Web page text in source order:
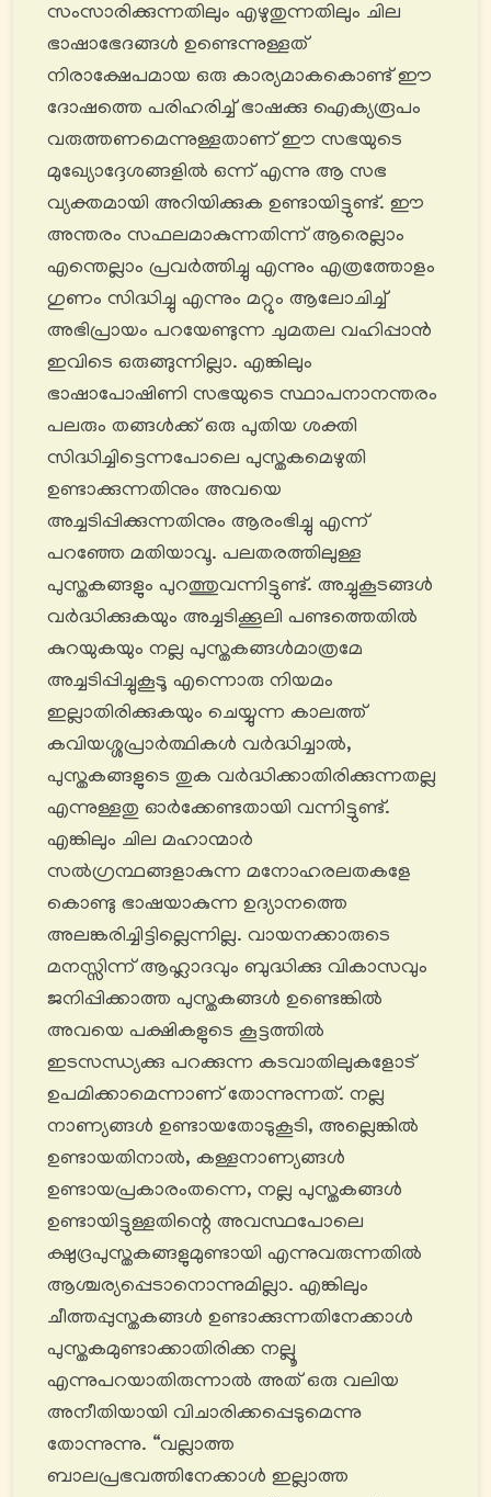
സംസാരിക്കുന്നതിലും എഴുതുന്നതിലും ചില
ഭാഷാഭേദങ്ങൾ ഉണ്ടെന്നുള്ളത്
നിരാക്ഷേപമായ ഒരു കാര്യമാകകൊണ്ട് ഈ
ദോഷത്തെ പരിഹരിച്ച് ഭാഷക്കു ഐക്യരൂപം
വരുത്തണമെന്നുള്ളതാണ് ഈ സഭയുടെ
മുഖ്യോദ്ദേശങ്ങളിൽ ഒന്ന് എന്നു ആ സഭ
വ്യക്തമായി അറിയിക്കുക ഉണ്ടായിട്ടുണ്ട്. ഈ
അന്തരം സഫലമാകുന്നതിന്ന് ആരെല്ലാം
എന്തെല്ലാം പ്രവർത്തിച്ചു എന്നും എത്രത്തോളം
ഗുണം സിദ്ധിച്ചു എന്നും മറ്റും ആലോചിച്ച്
അഭിപ്രായം പറയേണ്ടുന്ന ചുമതല വഹിപ്പാൻ
ഇവിടെ ഒരുങ്ങുന്നില്ലാ. എങ്കിലും
ഭാഷാപോഷിണി സഭയുടെ സ്ഥാപനാനന്തരം
പലരും തങ്ങൾക്ക് ഒരു പുതിയ ശക്തി
സിദ്ധിച്ചിട്ടെന്നപോലെ പുസ്തകമെഴുതി
ഉണ്ടാക്കുന്നതിനും അവയെ
അച്ചടിപ്പിക്കുന്നതിനും ആരംഭിച്ചു എന്ന്
പറഞ്ഞേ മതിയാവൂ. പലതരത്തിലുള്ള
പുസ്തകങ്ങളും പുറത്തുവന്നിട്ടുണ്ട്. അച്ചുകൂടങ്ങൾ
വർദ്ധിക്കുകയും അച്ചടിക്കൂലി പണ്ടത്തെതില്‍
കുറയുകയും നല്ല പുസ്തകങ്ങൾമാത്രമേ
അച്ചടിപ്പിച്ചുകൂടൂ എന്നൊരു നിയമം
ഇല്ലാതിരിക്കുകയും ചെയ്യുന്ന കാലത്ത്
കവിയശ്ശപ്രാര്‍ത്ഥികൾ വർദ്ധിച്ചാൽ,
പുസ്തകങ്ങളുടെ തുക വർദ്ധിക്കാതിരിക്കുന്നതല്ല
എന്നുള്ളതു ഓര്‍ക്കേണ്ടതായി വന്നിട്ടുണ്ട്.
എങ്കിലും ചില മഹാന്മാർ
സല്‍ഗ്രന്ഥങ്ങളാകുന്ന മനോഹരലതകളേ
കൊണ്ടു ഭാഷയാകുന്ന ഉദ്യാനത്തെ
അലങ്കരിച്ചിട്ടില്ലെന്നില്ല. വായനക്കാരുടെ
മനസ്സിന്ന് ആഹ്ലാദവും ബുദ്ധിക്കു വികാസവും
ജനിപ്പിക്കാത്ത പുസ്തകങ്ങൾ ഉണ്ടെങ്കിൽ
അവയെ പക്ഷികളുടെ കൂട്ടത്തിൽ
ഇടസന്ധ്യക്കു പറക്കുന്ന കടവാതിലുകളോട്
ഉപമിക്കാമെന്നാണ് തോന്നുന്നത്. നല്ല
നാണ്യങ്ങള്‍ ഉണ്ടായതോടുകൂടി, അല്ലെങ്കിൽ
ഉണ്ടായതിനാൽ, കള്ളനാണ്യങ്ങൾ
ഉണ്ടായപ്രകാരംതന്നെ, നല്ല പുസ്തകങ്ങൾ
ഉണ്ടായിട്ടുള്ളതിന്റെ അവസ്ഥപോലെ
ക്ഷുദ്രപുസ്തകങ്ങളുമുണ്ടായി എന്നുവരുന്നതിൽ
ആശ്ചര്യപ്പെടാനൊന്നുമില്ലാ. എങ്കിലും
ചീത്തപ്പുസ്തകങ്ങൾ ഉണ്ടാക്കുന്നതിനേക്കാൾ
പുസ്തകമുണ്ടാക്കാതിരിക്ക നല്ലൂ
എന്നുപറയാതിരുന്നാൽ അത് ഒരു വലിയ
അനീതിയായി വിചാരിക്കപ്പെടുമെന്നു
തോന്നുന്നു. “വല്ലാത്ത
ബാലപ്രഭവത്തിനേക്കാൾ ഇല്ലാത്ത